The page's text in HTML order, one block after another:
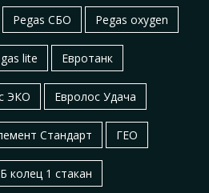
Pegas СБО Pegas oxygen
lite Евротанк
ЭКО Евролос Удача
Стандарт ГЕО
колец 1 стакан